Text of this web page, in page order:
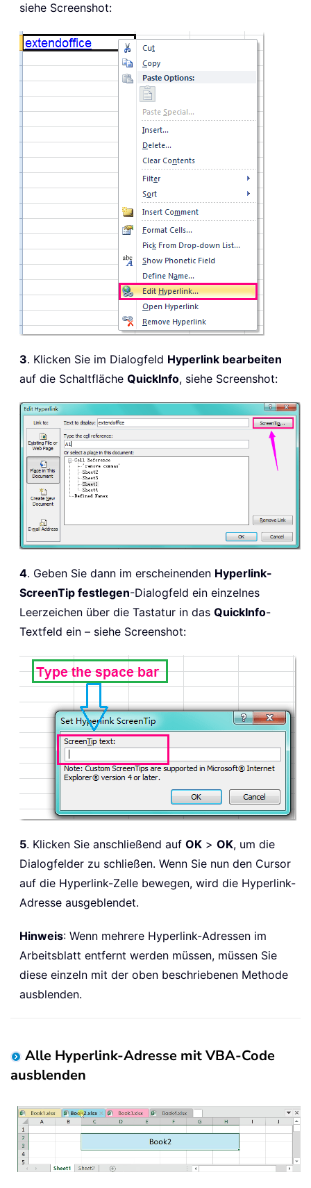
siehe Screenshot:
3. Klicken Sie im Dialogfeld Hyperlink bearbeiten
auf die Schaltfläche QuickInfo, siehe Screenshot:
4. Geben Sie dann im erscheinenden Hyperlink-
ScreenTip festlegen-Dialogfeld ein einzelnes
Leerzeichen über die Tastatur in das QuickInfo-
Textfeld ein – siehe Screenshot:
5. Klicken Sie anschließend auf OK > OK, um die
Dialogfelder zu schließen. Wenn Sie nun den Cursor
auf die Hyperlink-Zelle bewegen, wird die Hyperlink-
Adresse ausgeblendet.
Hinweis: Wenn mehrere Hyperlink-Adressen im
Arbeitsblatt entfernt werden müssen, müssen Sie
diese einzeln mit der oben beschriebenen Methode
ausblenden.
Alle Hyperlink-Adresse mit VBA-Code
ausblenden